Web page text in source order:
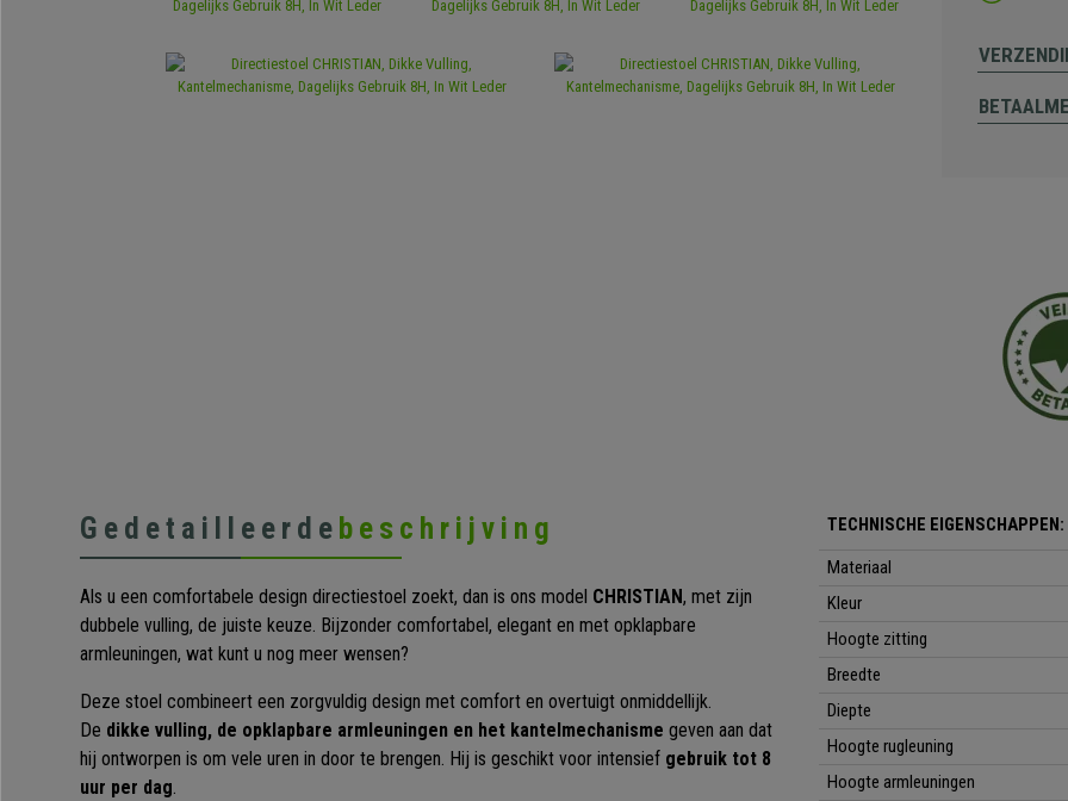
Gedetailleerde beschrijving
Als u een comfortabele design directiestoel zoekt, dan is ons model CHRISTIAN, met zijn
dubbele vulling, de juiste keuze. Bijzonder comfortabel, elegant en met opklapbare
armleuningen, wat kunt u nog meer wensen?
Deze stoel combineert een zorgvuldig design met comfort en overtuigt onmiddellijk.
De dikke vulling, de opklapbare armleuningen en het kantelmechanisme geven aan dat
hij ontworpen is om vele uren in door te brengen. Hij is geschikt voor intensief gebruik tot 8
uur per dag.
TECHNISCHE EIGENSCHAPPEN:
Materiaal
Kleur
Hoogte zitting
Breedte
Diepte
Hoogte rugleuning
Hoogte armleuningen